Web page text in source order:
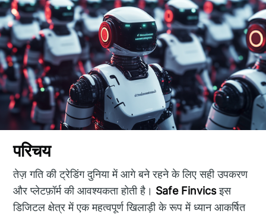
परिचय
तेज़ गति की ट्रेडिंग दुनिया में आगे बने रहने के लिए सही उपकरण
और प्लेटफ़ॉर्म की आवश्यकता होती है। Safe Finvicsइस
डिजिटल क्षेत्र में एक महत्वपूर्ण खिलाड़ी के रूप में ध्यान आकर्षित